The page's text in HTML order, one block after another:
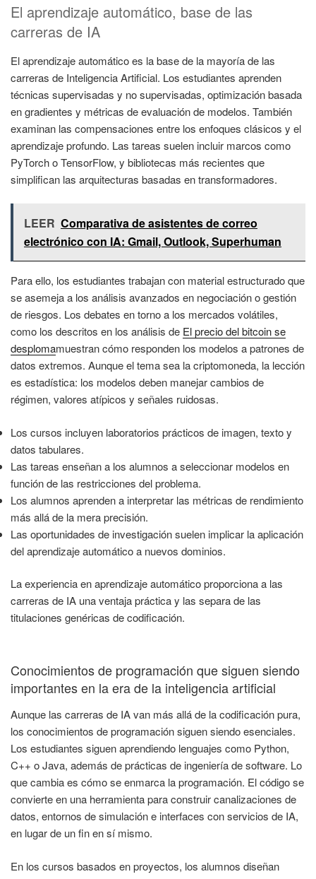
El aprendizaje automático, base de las
carreras de IA
El aprendizaje automático es la base de la mayoría de las
carreras de Inteligencia Artificial. Los estudiantes aprenden
técnicas supervisadas y no supervisadas, optimización basada
en gradientes y métricas de evaluación de modelos. También
examinan las compensaciones entre los enfoques clásicos y el
aprendizaje profundo. Las tareas suelen incluir marcos como
PyTorch o TensorFlow, y bibliotecas más recientes que
simplifican las arquitecturas basadas en transformadores.
LEER Comparativa de asistentes de correo
electrónico con IA: Gmail, Outlook, Superhuman
Para ello, los estudiantes trabajan con material estructurado que
se asemeja a los análisis avanzados en negociación o gestión
de riesgos. Los debates en torno a los mercados volátiles,
como los descritos en los análisis de El precio del bitcoin se
desplomamuestran cómo responden los modelos a patrones de
datos extremos. Aunque el tema sea la criptomoneda, la lección
es estadística: los modelos deben manejar cambios de
régimen, valores atípicos y señales ruidosas.
Los cursos incluyen laboratorios prácticos de imagen, texto y
datos tabulares.
Las tareas enseñan a los alumnos a seleccionar modelos en
función de las restricciones del problema.
Los alumnos aprenden a interpretar las métricas de rendimiento
más allá de la mera precisión.
Las oportunidades de investigación suelen implicar la aplicación
del aprendizaje automático a nuevos dominios.
La experiencia en aprendizaje automático proporciona a las
carreras de IA una ventaja práctica y las separa de las
titulaciones genéricas de codificación.
Conocimientos de programación que siguen siendo
importantes en la era de la inteligencia artificial
Aunque las carreras de IA van más allá de la codificación pura,
los conocimientos de programación siguen siendo esenciales.
Los estudiantes siguen aprendiendo lenguajes como Python,
C++ o Java, además de prácticas de ingeniería de software. Lo
que cambia es cómo se enmarca la programación. El código se
convierte en una herramienta para construir canalizaciones de
datos, entornos de simulación e interfaces con servicios de IA,
en lugar de un fin en sí mismo.
En los cursos basados en proyectos, los alumnos diseñan